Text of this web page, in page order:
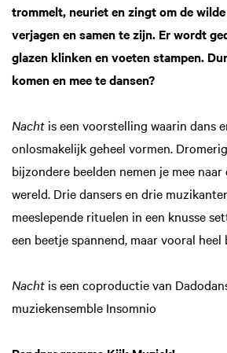
trommelt, neuriet en zingt om de
verjagen en samen te zijn. Er wordt
glazen klinken en voeten stampen.
komen en mee te dansen?
Nacht is een voorstelling waarin dans
onlosmakelijk geheel vormen.
bijzondere beelden nemen je mee naar
wereld. Drie dansers en drie
meeslepende rituelen in een knusse
een beetje spannend, maar vooral heel
Nacht is een coproductie van
muziekensemble Insomnio